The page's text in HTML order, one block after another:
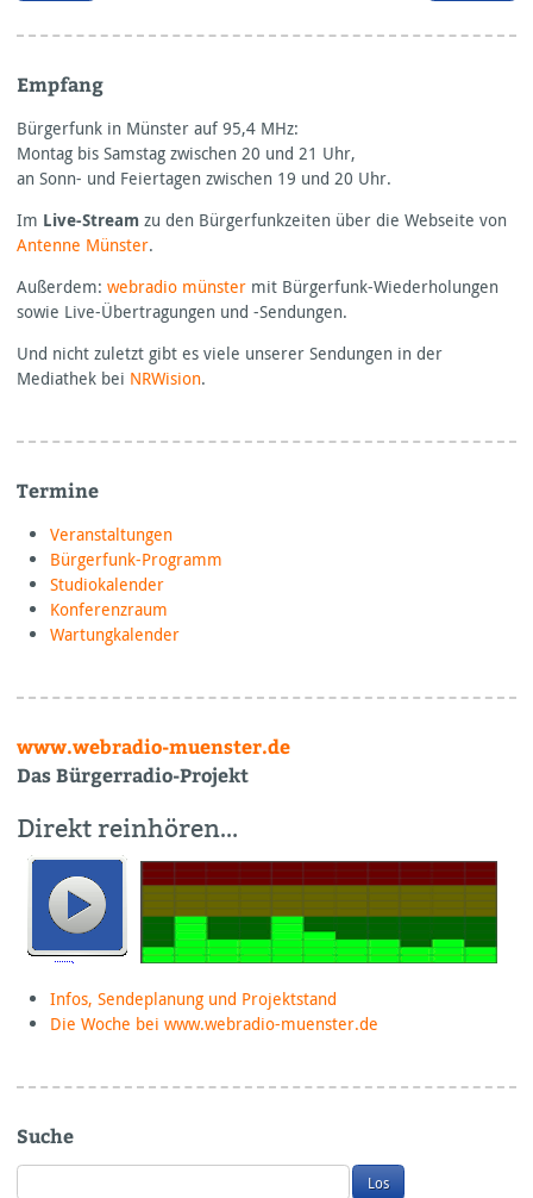
Empfang
Bürgerfunk in Münster auf 95,4 MHz:
Montag bis Samstag zwischen 20 und 21 Uhr,
an Sonn- und Feiertagen zwischen 19 und 20 Uhr.
Im Live-Stream zu den Bürgerfunkzeiten über die Webseite von
Antenne Münster.
Außerdem: webradio münster mit Bürgerfunk-Wiederholungen
sowie Live-Übertragungen und -Sendungen.
Und nicht zuletzt gibt es viele unserer Sendungen in der
Mediathek bei NRWision.
Termine
Veranstaltungen
Bürgerfunk-Programm
Studiokalender
Konferenzraum
Wartungkalender
www.webradio-muenster.de
Das Bürgerradio-Projekt
Direkt reinhören…
Infos, Sendeplanung und Projektstand
Die Woche bei www.webradio-muenster.de
Suche